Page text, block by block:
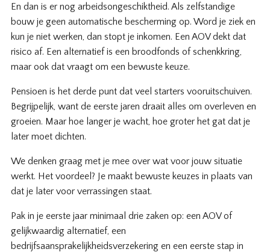
En dan is er nog arbeidsongeschiktheid. Als zelfstandige
bouw je geen automatische bescherming op. Word je ziek en
kun je niet werken, dan stopt je inkomen. Een AOV dekt dat
risico af. Een alternatief is een broodfonds of schenkkring,
maar ook dat vraagt om een bewuste keuze.
Pensioen is het derde punt dat veel starters vooruitschuiven.
Begrijpelijk, want de eerste jaren draait alles om overleven en
groeien. Maar hoe langer je wacht, hoe groter het gat dat je
later moet dichten.
We denken graag met je mee over wat voor jouw situatie
werkt. Het voordeel? Je maakt bewuste keuzes in plaats van
dat je later voor verrassingen staat.
Pak in je eerste jaar minimaal drie zaken op: een AOV of
gelijkwaardig alternatief, een
bedrijfsaansprakelijkheidsverzekering en een eerste stap in